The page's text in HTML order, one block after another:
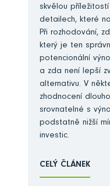
skvělou
detailech, které
Při rozhodování,
který je ten
potencionální
a zda není lepší
alternativu. V
zhodnocení
srovnatelné s
podstatně nižší
investic.
CELÝ ČLÁNEK